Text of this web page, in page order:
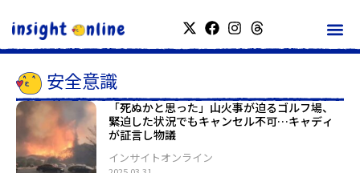
安全意識
「死ぬかと思った」山火事が迫るゴルフ場、
緊迫した状況でもキャンセル不可…キャディ
が証言し物議
インサイトオンライン